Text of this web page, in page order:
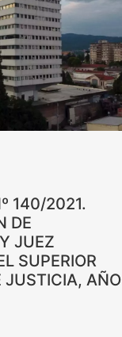
140/2021.
DE
JUEZ
SUPERIOR
JUSTICIA, AÑO